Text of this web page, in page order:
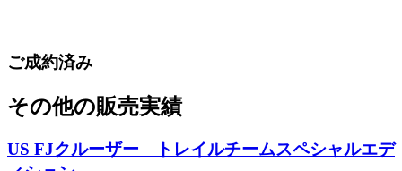
ご成約済み
その他の販売実績
US FJクルーザー トレイルチームスペシャルエデ